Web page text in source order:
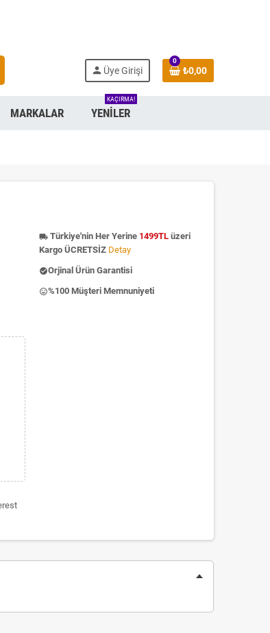
person Üye Girişi
0
₺0,00
MARKALAR YENILER
KAÇIRMA!
local_shipping Türkiye'nin Her Yerine 1499TLüzeri
Kargo ÜCRETSİZ Detay
check_circleOrjinal Ürün Garantisi
insert_emoticon%100 Müşteri Memnuniyeti